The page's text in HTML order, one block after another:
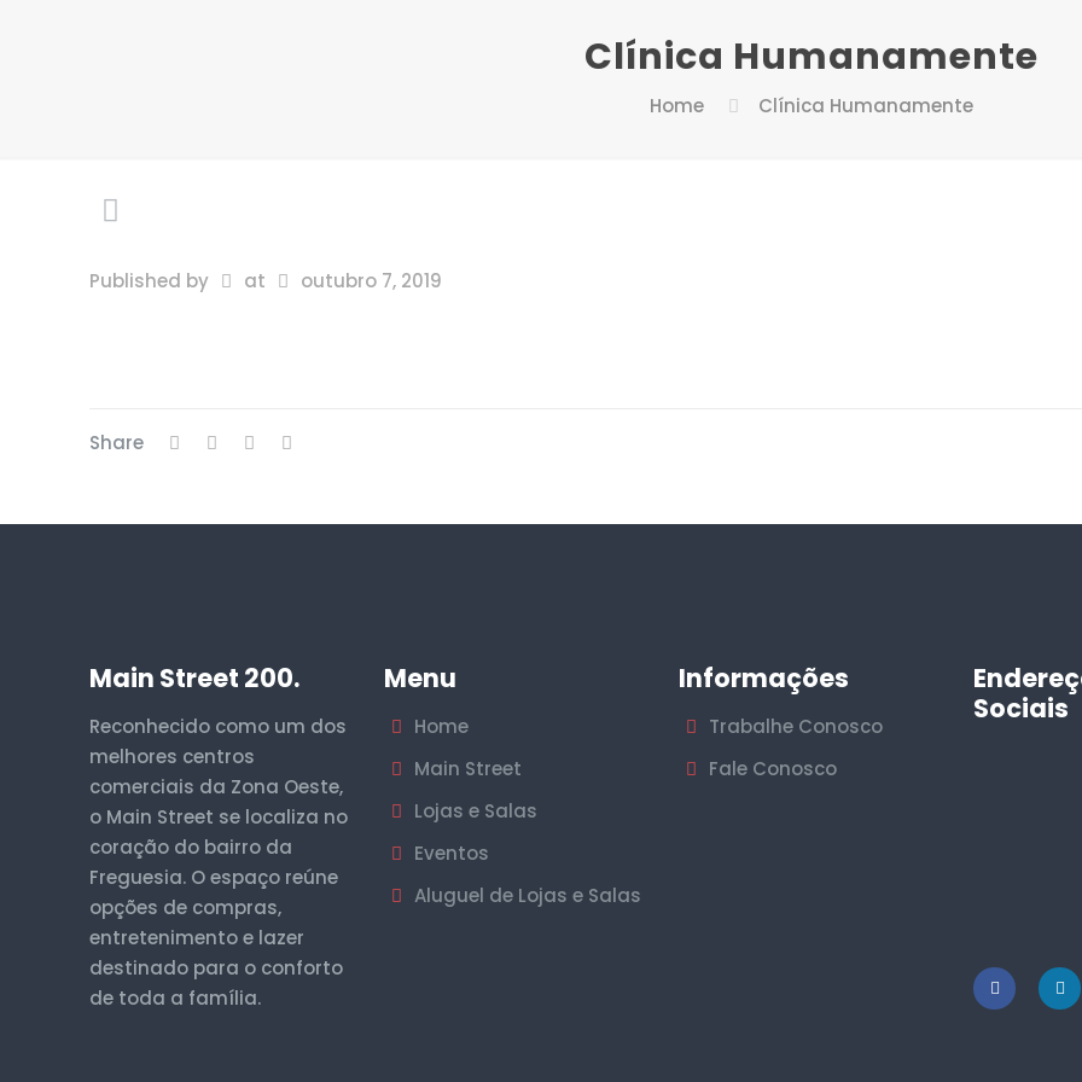
Clínica Humanamente
Home Clínica Humanamente
Published by at outubro 7, 2019
Share
Main Street 200.
Reconhecido como um dos
melhores centros
comerciais da Zona Oeste,
o Main Street se localiza no
coração do bairro da
Freguesia. O espaço reúne
opções de compras,
entretenimento e lazer
destinado para o conforto
de toda a família.
Menu
Home
Main Street
Lojas e Salas
Eventos
Aluguel de Lojas e Salas
Informações
Trabalhe Conosco
Fale Conosco
Sociais